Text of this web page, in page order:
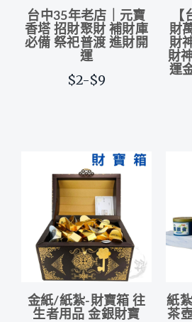
台中35年老店｜元寶
香塔 招財聚財 補財庫
必備 祭祀普渡 進財開
運
$2-$9
財
財
財
運
金紙/紙紮-財寶箱 往
生者用品 金銀財寶
紙
茶